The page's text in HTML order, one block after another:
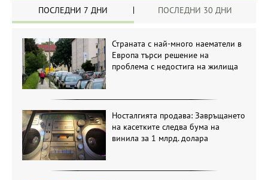
ПОСЛЕДНИ 7 ДНИ ПОСЛЕДНИ 30 ДНИ
Страната с най-много наематели в
Европа търси решение на
проблема с недостига на жилища
Носталгията продава: Завръщането
на касетките следва бума на
винила за 1 млрд. долара